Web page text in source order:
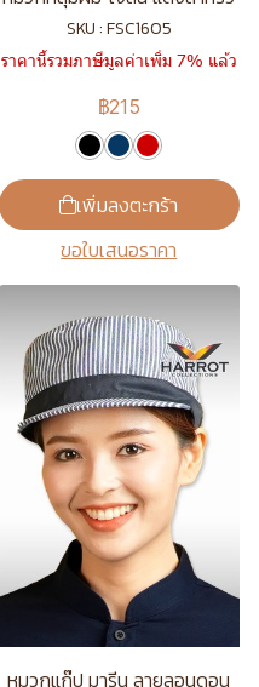
SKU : FSC1605
ราคานี้รวมภาษีมูลค่าเพิ่ม 7% แล้ว
฿215
เพิ่มลงตะกร้า
ขอใบเสนอราคา
หมวกแก๊ป มารีน ลายลอนดอน